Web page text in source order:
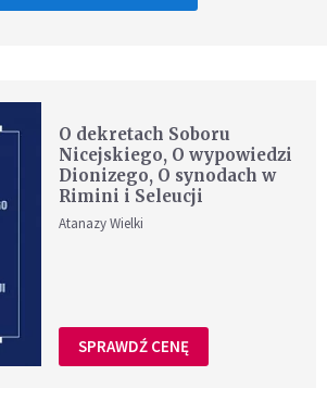
O dekretach Soboru
Nicejskiego, O wypowiedzi
Dionizego, O synodach w
Rimini i Seleucji
Atanazy Wielki
SPRAWDŹ CENĘ